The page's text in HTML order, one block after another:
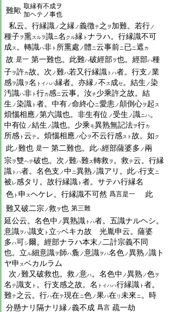
難歟 取縁有不成ヲ
加ヘテノ事也
私云。行縁識ノ 之縁ノ義徴テ之 ヲ 加難。若行ノ
種子ヲ熏スルヲ識ニ名 クル縁 ト ナラハ。行縁識不可
成ス 。轉識ハ非 ト 所熏處 ノ體ニ云事前ニ已ニ遮 カ
故 是一 第一難也。此難ハ破經部ヲ也。經部ハ種
子ヲ許カ故。次 ノ難ハ若又行縁識 トハ者。行支 ノ業
感ヲ識ヲ名 トイハハ縁者。亦縁ノ不 ス 成セ 。結生 ノ染
汚識ハ非 ト 行カ感ニ云事。汝チ少乘許之故。結
生 ノ染識 ト 者。中有ノ命終心ニ愛恚ノ顛倒心ヲ 起 ス
煩惱相應ノ第六識也。非生有位 ノ受生 ノ識ニハ。
中有位 ノ結生 ノ識也。少乘モ異熟無記法ヲ行カ
所感 ト 云テ。煩惱相應ノ心ヲ不云行感スト 故。如 ク
此ノ難也 是一 第二難也。此ハ經部薩婆多 ノ兩
宗ヲ雙ヘテ破也。次 ノ難ハ難ス轉救ヲ 。救テ云。行縁
識 トハ者。名色支 ノ中ニ異熟ノ識アリ。此ハ行支ニ
被 レ感タリ。故行縁識 ト 者。サテハ行縁名
色 ト 申 スヘケレ。行縁識不可然 爲言是一
此
難又破二宗ノ救ヲ也 第三難
延公云。名色中 ノ異熟識 トハ者。五識ナルヘシ。
意識ヲハ識支 ト 立ツベキカ故 光胤申云。薩婆
多ハ可シ爾。經部ナラハ本末ノ二計宗義不同
也。立ル細意識ヲ師ハ麁ノ意識ヲハ名色ノ異熟ノ識ト
ヤ申 スベカルラム
次 ノ難又破救也。救ノ意ハ。名色中 ノ異熟ノ色ヲ
名 テ識支 ト 。行支感之故。名 トイハハ行縁識 ト 者。
難テ之云。行ハ在テ現在ニ色ノ果ハ在 リ 未來ニ。時
分懸ナリ隔ナリ縁ノ義不成 爲言 疏一劫